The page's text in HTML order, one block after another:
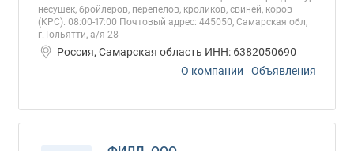
несушек, бройлеров, перепелов, кроликов, свиней, коров
(КРС). 08:00-17:00 Почтовый адрес: 445050, Самарская обл,
г.Тольятти, а/я 28
Россия, Самарская область ИНН: 6382050690
О компании
Объявления